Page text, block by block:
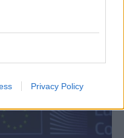
Privacy Policy
Επιτροπής
τον επικεφαλής
για τις ακούραστες